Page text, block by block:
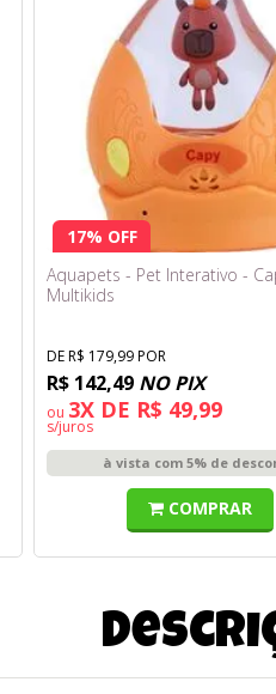
17% OFF
Aquapets - Pet Interativo -
Multikids
DE R$ 179,99 POR
R$ 142,49 NO PIX
ou 3X DE R$ 49,99
s/juros
à vista com 5% de
COMPRAR